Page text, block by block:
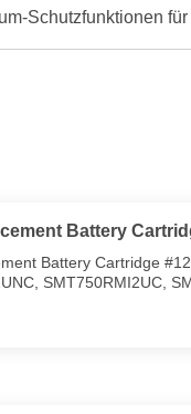
Schutzfunktionen
Battery
Battery Cartridge
SMT750RMI2UC,